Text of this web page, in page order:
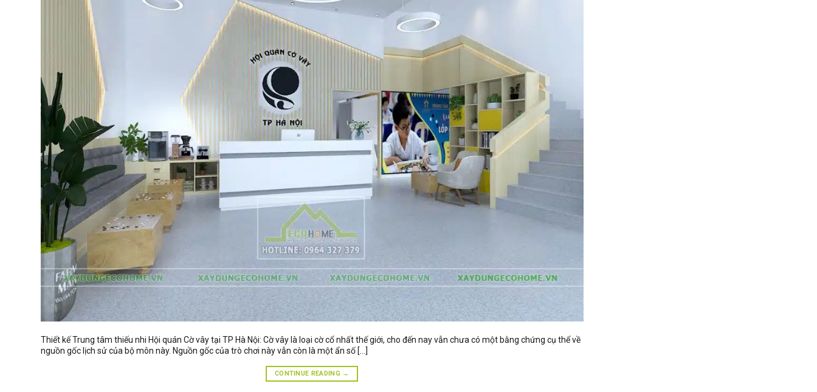
Thiết kế Trung tâm thiếu nhi Hội quán Cờ vây tại TP Hà Nội: Cờ vây là loại cờ cổ nhất thế giới, cho đến nay vẫn chưa có một bằng chứng cụ thể về
nguồn gốc lịch sử của bộ môn này. Nguồn gốc của trò chơi này vẫn còn là một ẩn số […]
CONTINUE READING →